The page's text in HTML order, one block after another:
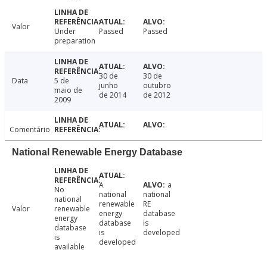
Valor
Under
preparation
Passed Passed
Data
5 de
maio de
2009
30 de
junho
de 2014
30 de
outubro
de 2012
Comentário
National Renewable Energy Database
Valor
No
national
renewable
energy
database
is
available
A
national
renewable
energy
database
is
developed
a
national
RE
database
is
developed